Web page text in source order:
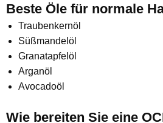
Beste Öle für normale
Traubenkernöl
Süßmandelöl
Granatapfelöl
Arganöl
Avocadoöl
Wie bereiten Sie eine